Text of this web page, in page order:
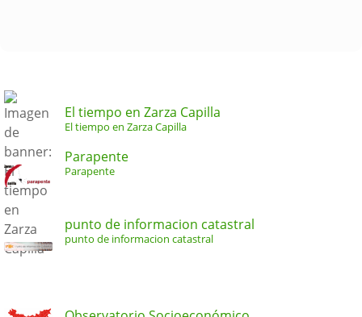
El tiempo en Zarza Capilla
El tiempo en Zarza Capilla
Parapente
Parapente
punto de informacion catastral
punto de informacion catastral